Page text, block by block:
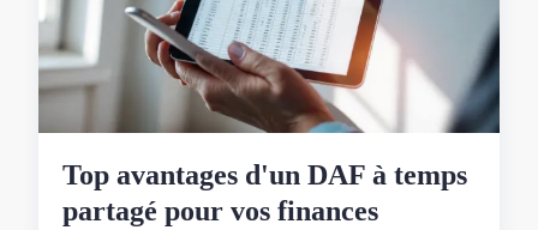
Top avantages d'un DAF à temps
partagé pour vos finances